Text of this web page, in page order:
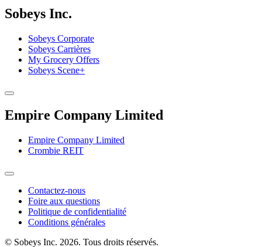
Sobeys Inc.
Sobeys Corporate
Sobeys Carrières
My Grocery Offers
Sobeys Scene+
Empire Company Limited
Empire Company Limited
Crombie REIT
Footer
Menu
Contactez-nous
Foire aux questions
Politique de confidentialité
Conditions générales
© Sobeys Inc. 2026. Tous droits réservés.